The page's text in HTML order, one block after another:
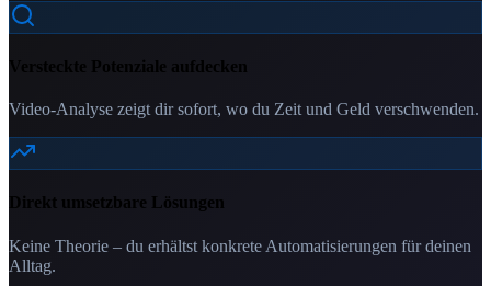
Versteckte Potenziale aufdecken
Video-Analyse zeigt dir sofort, wo du Zeit und Geld verschwenden.
Direkt umsetzbare Lösungen
Keine Theorie – du erhältst konkrete Automatisierungen für deinen
Alltag.